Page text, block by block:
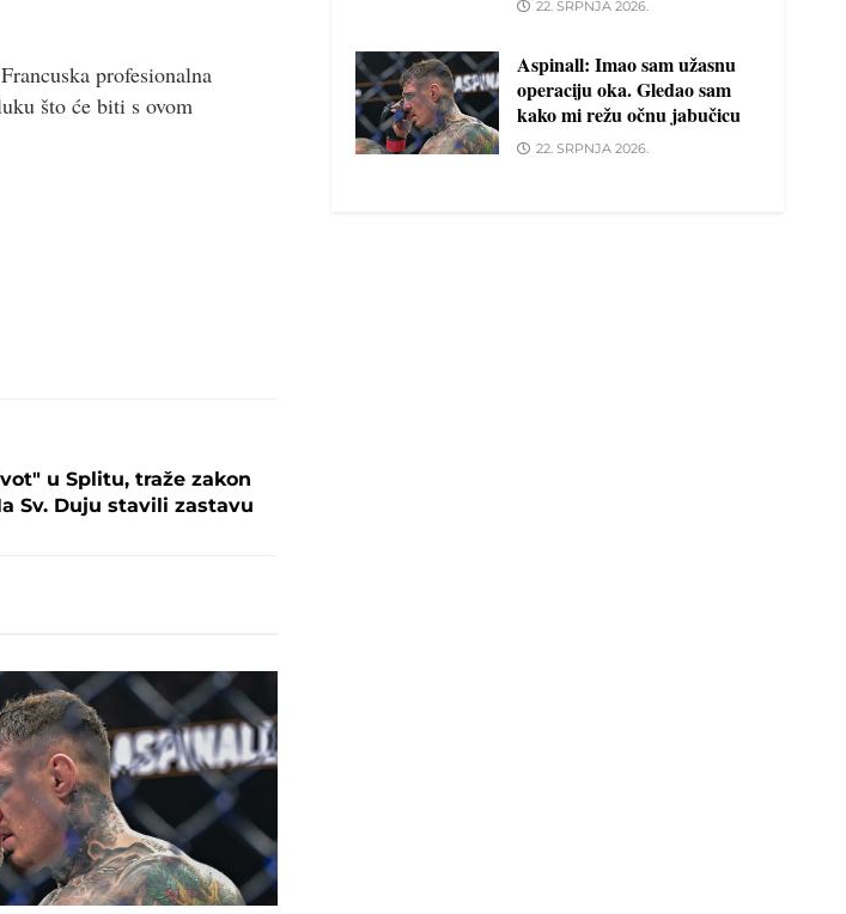
profesionalna
što će biti s ovom
u Splitu, traže zakon
Sv. Duju stavili zastavu
22. SRPNJA 2026.
Aspinall: Imao sam užasnu
operaciju oka. Gledao sam
kako mi režu očnu jabučicu
22. SRPNJA 2026.